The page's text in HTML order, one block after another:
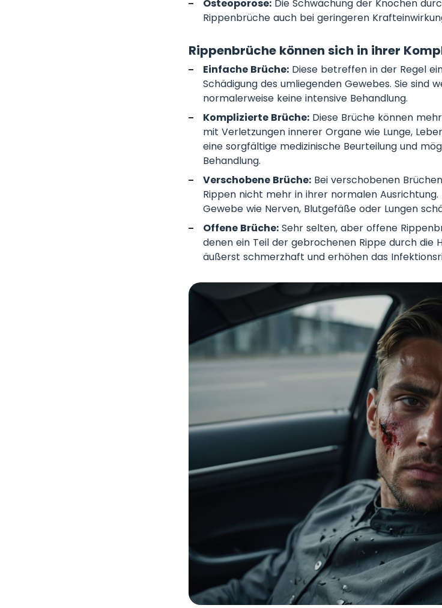
Osteoporose:Die Schwächung der Knochen
Rippenbrüche auch bei geringeren
Rippenbrüche können sich in ihrer
Einfache Brüche:Diese betreffen in der Regel
Schädigung des umliegenden Gewebes. Sie sind
normalerweise keine intensive Behandlung.
Komplizierte Brüche:Diese Brüche können
mit Verletzungen innerer Organe wie Lunge,
eine sorgfältige medizinische Beurteilung und
Behandlung.
Verschobene Brüche:Bei verschobenen
Rippen nicht mehr in ihrer normalen
Gewebe wie Nerven, Blutgefäße oder Lungen
Offene Brüche:Sehr selten, aber offene
denen ein Teil der gebrochenen Rippe durch die
äußerst schmerzhaft und erhöhen das